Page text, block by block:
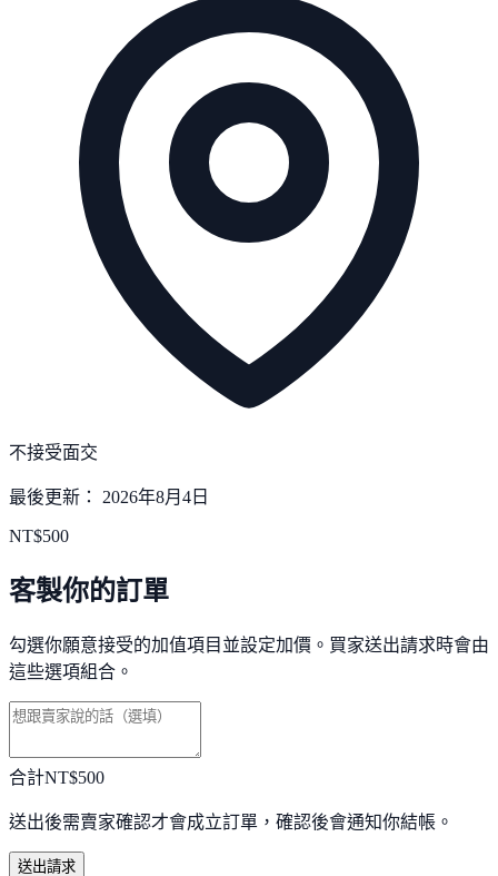
不接受面交
最後更新： 2026年8月4日
NT$500
客製你的訂單
勾選你願意接受的加值項目並設定加價。買家送出請求時會由
這些選項組合。
合計NT$500
送出後需賣家確認才會成立訂單，確認後會通知你結帳。
送出請求